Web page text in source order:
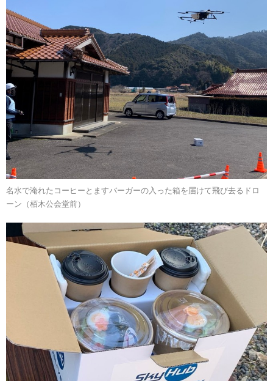
名水で淹れたコーヒーとますバーガーの入った箱を届けて飛び去るドロ
ーン（栢木公会堂前）